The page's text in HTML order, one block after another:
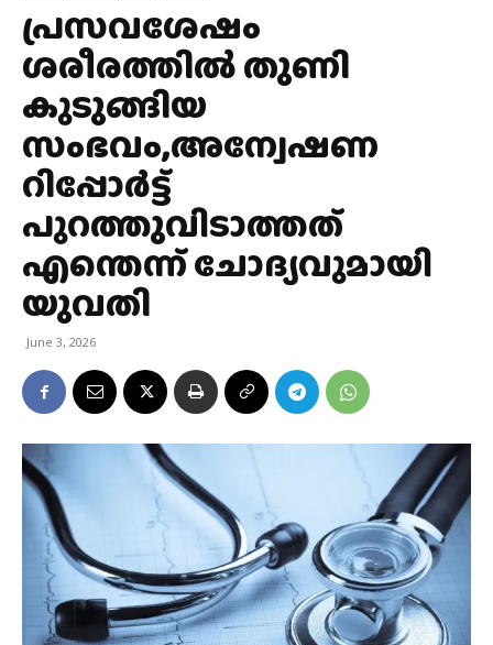
പ്രസവശേഷം
ശരീരത്തിൽ തുണി
കുടുങ്ങിയ
സംഭവം,അന്വേഷണ
റിപ്പോർട്ട്
പുറത്തുവിടാത്തത്
എന്തെന്ന് ചോദ്യവുമായി
യുവതി
June 3, 2026